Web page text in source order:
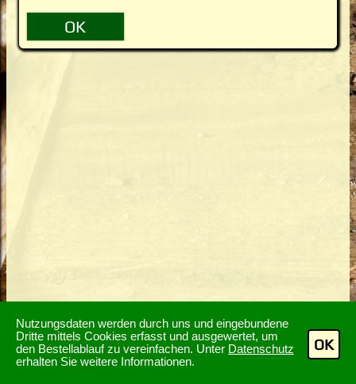
Nutzungsdaten werden durch uns und eingebundene
Dritte mittels Cookies erfasst und ausgewertet, um
den Bestellablauf zu vereinfachen. Unter Datenschutz
erhalten Sie weitere Informationen.
OK